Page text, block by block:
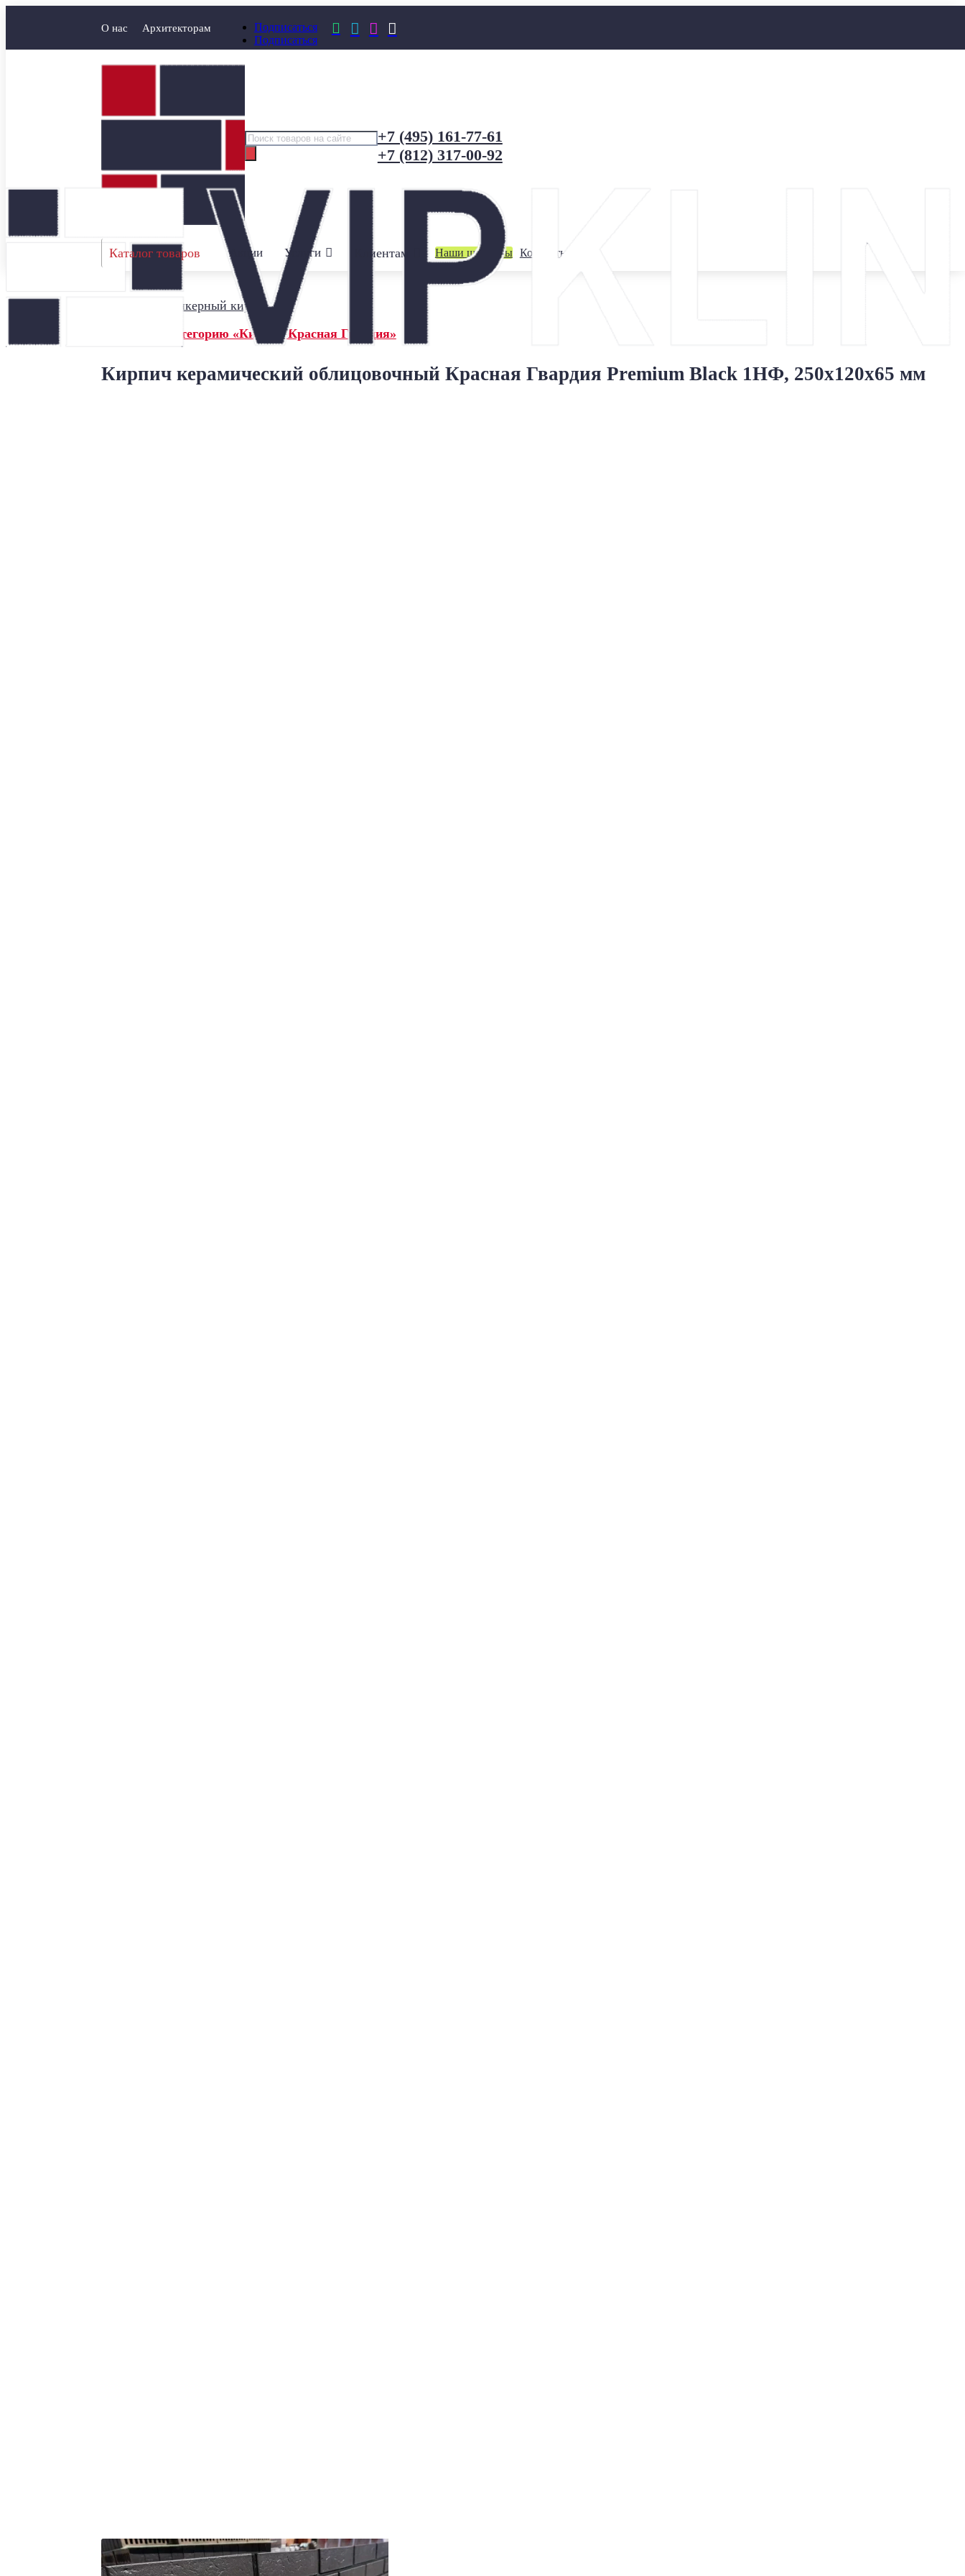
О нас Архитекторам
Подписаться
Подписаться
   
Поиск
товаров
+7 (495) 161-77-61
+7 (812) 317-00-92
Каталог товаров Акции Услуги Клиентам Наши шоурумы Контакты
Клинкерный кирпич/
← Назад в категорию «Кирпич Красная Гвардия»
Кирпич керамический облицовочный Красная Гвардия Premium Black 1НФ, 250x120x65 мм